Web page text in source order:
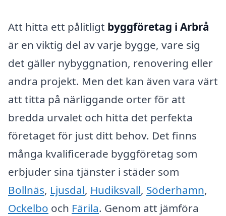
Att hitta ett pålitligt byggföretag i Arbrå
är en viktig del av varje bygge, vare sig
det gäller nybyggnation, renovering eller
andra projekt. Men det kan även vara värt
att titta på närliggande orter för att
bredda urvalet och hitta det perfekta
företaget för just ditt behov. Det finns
många kvalificerade byggföretag som
erbjuder sina tjänster i städer som
Bollnäs, Ljusdal, Hudiksvall, Söderhamn,
Ockelbo och Färila. Genom att jämföra